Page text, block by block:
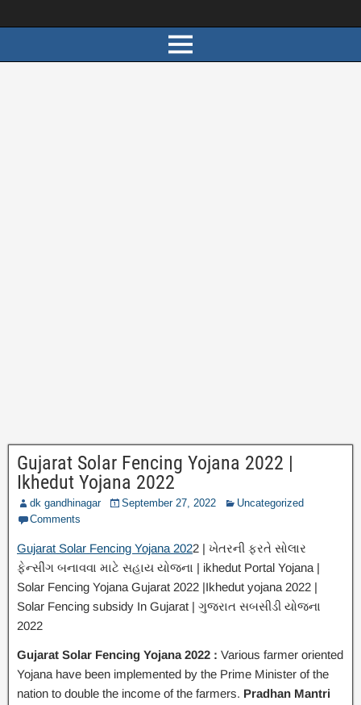
Gujarat Solar Fencing Yojana 2022 |
Ikhedut Yojana 2022
dk gandhinagar September 27, 2022
Uncategorized
Comments
Gujarat Solar Fencing Yojana 2022 | ખેતરની ફરતે સોલાર
ફેન્સીંગ બનાવવા માટે સહાય યોજના | ikhedut Portal Yojana |
Solar Fencing Yojana Gujarat 2022 |Ikhedut yojana 2022 |
Solar Fencing subsidy In Gujarat | ગુજરાત સબસીડી યોજના
2022
Gujarat Solar Fencing Yojana 2022 : Various farmer oriented
Yojana have been implemented by the Prime Minister of the
nation to double the income of the farmers. Pradhan Mantri